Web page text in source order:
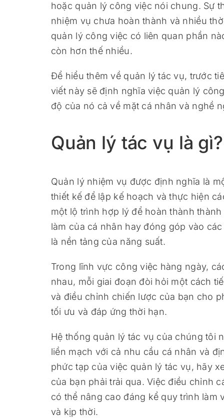
hoặc quản lý công việc nói chung. Sự
nhiệm vụ chưa hoàn thành và nhiều
quản lý công việc có liên quan phần
còn hơn thế nhiều.
Để hiểu thêm về quản lý tác vụ, trước
viết này sẽ định nghĩa việc quản lý
độ của nó cả về mặt cá nhân và nghề
Quản lý tác vụ là gì?
Quản lý nhiệm vụ được định nghĩa là
thiết kế để lập kế hoạch và thực hiện
một lộ trình hợp lý để hoàn thành
làm của cá nhân hay đóng góp vào
là nền tảng của năng suất.
Trong lĩnh vực công việc hàng ngày,
nhau, mỗi giai đoạn đòi hỏi một cách
và điều chỉnh chiến lược của bạn cho
tối ưu và đáp ứng thời hạn.
Hệ thống quản lý tác vụ của chúng tôi
liền mạch với cả nhu cầu cá nhân và
phức tạp của việc quản lý tác vụ, hãy
của bạn phải trải qua. Việc điều chỉnh
có thể nâng cao đáng kể quy trình làm
và kịp thời.